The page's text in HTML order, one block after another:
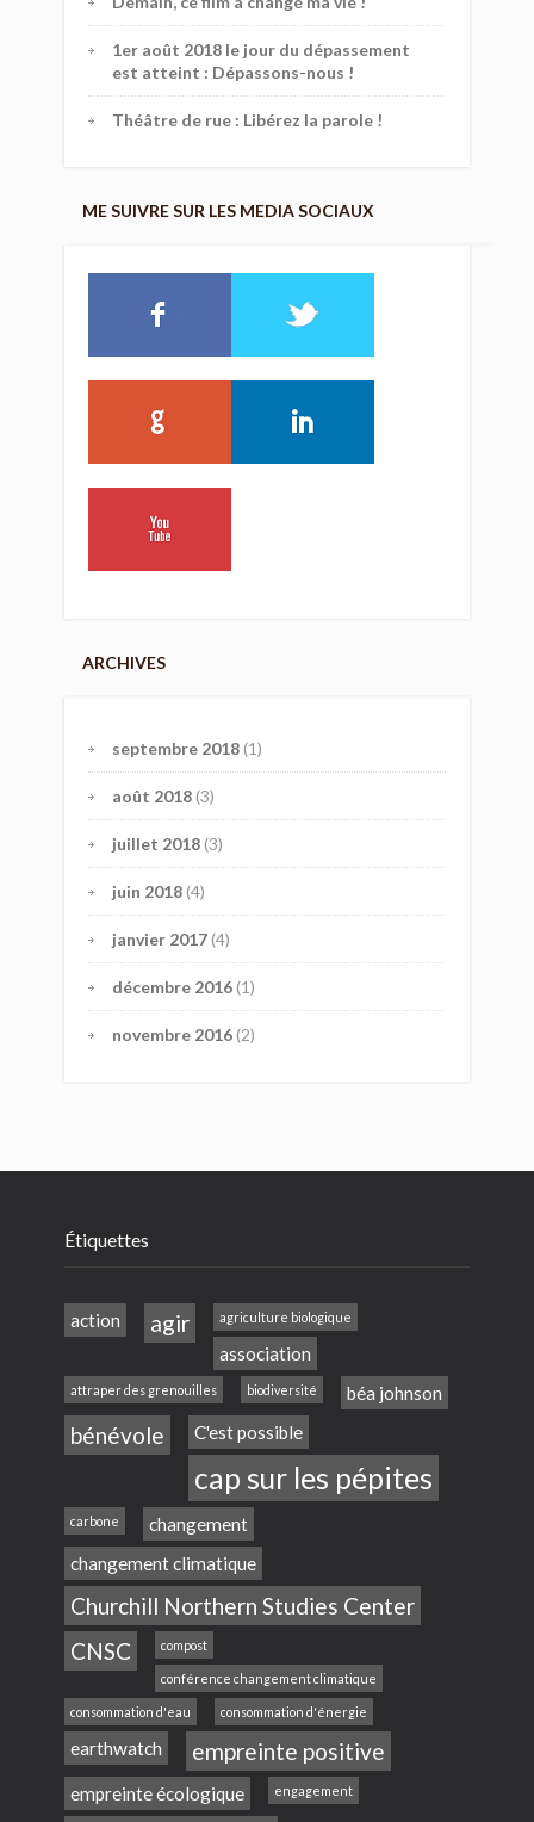
1er août 2018 le jour du dépassement
est atteint : Dépassons-nous !
Théâtre de rue : Libérez la parole !
ME SUIVRE SUR LES MEDIA SOCIAUX
ARCHIVES
septembre 2018 (1)
août 2018 (3)
juillet 2018 (3)
juin 2018 (4)
janvier 2017 (4)
décembre 2016 (1)
novembre 2016 (2)
Étiquettes
action agir agriculture biologique
association
attraper des grenouilles biodiversité béa johnson
bénévole C'est possible
cap sur les pépites
carbone
changement
changement climatique
Churchill Northern Studies Center
CNSC
compost
conférence changement climatique
consommation d'eau consommation d'énergie
earthwatch empreinte positive
empreinte écologique engagement